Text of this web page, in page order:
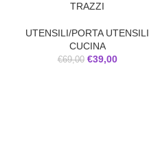
TRAZZI
UTENSILI/PORTA UTENSILI
CUCINA
€69,00 €39,00